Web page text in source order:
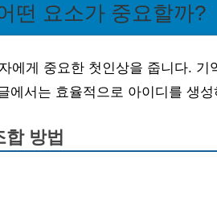
떤 요소가 중요할까?
에게 중요한 첫인상을 줍니다.
에서는 효율적으로 아이디를 생
방법